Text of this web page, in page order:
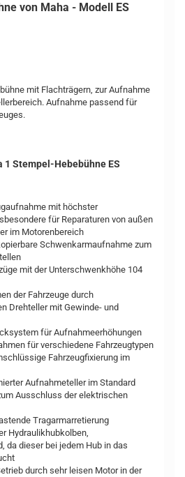
von Maha - Modell ES
mit Flachträgern, zur Aufnahme
Aufnahme passend für
1 Stempel-Hebebühne ES
mit höchster
für Reparaturen von außen
im Motorenbereich
Schwenkarmaufnahme zum
mit der Unterschwenkhöhe 104
der Fahrzeuge durch
Drehteller mit Gewinde- und
für Aufnahmeerhöhungen
für verschiedene Fahrzeugtypen
Fahrzeugfixierung im
Aufnahmeteller im Standard
Ausschluss der elektrischen
Tragarmarretierung
Hydraulikhubkolben,
da dieser bei jedem Hub in das
durch sehr leisen Motor in der